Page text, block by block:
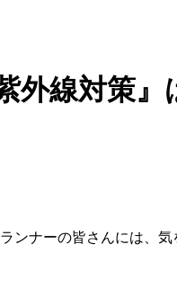
外線対策』
ンナーの皆さんには、